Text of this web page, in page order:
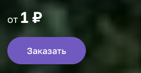
от 1 ₽
Заказать